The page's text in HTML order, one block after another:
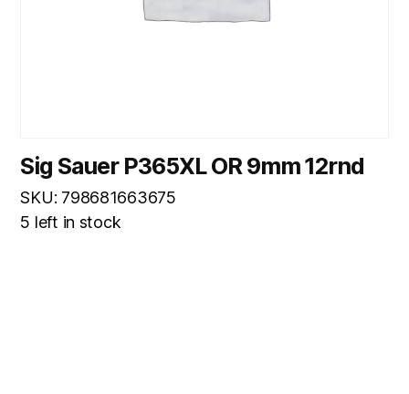
Sig Sauer P365XL OR 9mm 12rnd
SKU: 798681663675
5 left in stock